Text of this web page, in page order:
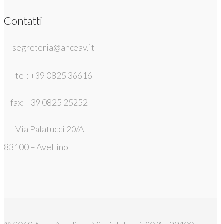
Contatti
segreteria@anceav.it
tel: +39 0825 36616
fax: +39 0825 25252
Via Palatucci 20/A
83100 – Avellino